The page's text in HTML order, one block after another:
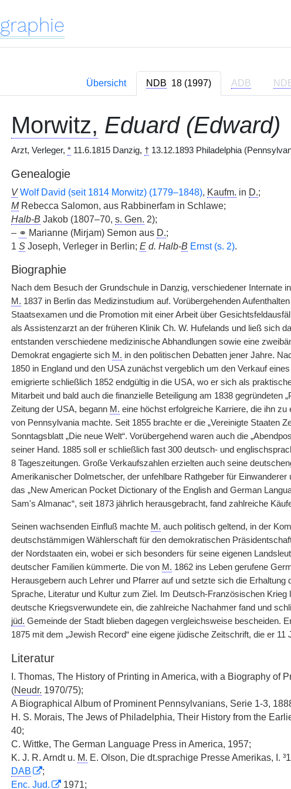
Übersicht NDB 18 (1997) ADB
Morwitz, Eduard (Edward)
Arzt, Verleger, *11.6.1815 Danzig, †13.12.1893 Philadelphia
Genealogie
V Wolf David (seit 1814 Morwitz) (1779–1848), Kaufm. in D.;
MRebecca Salomon, aus Rabbinerfam in Schlawe;
Halb-B Jakob (1807–70, s. Gen. 2);
– ⚭ Marianne (Mirjam) Semon aus D.;
1 SJoseph, Verleger in Berlin; Ed. Halb-B Ernst (s. 2).
Biographie
Nach dem Besuch der Grundschule in Danzig, verschiedener Internate
M. 1837 in Berlin das Medizinstudium auf. Vorübergehenden
Staatsexamen und die Promotion mit einer Arbeit über
als Assistenzarzt an der früheren Klinik Ch. W. Hufelands und ließ sich
entstanden verschiedene medizinische Abhandlungen sowie eine
Demokrat engagierte sich M. in den politischen Debatten jener Jahre.
1850 in England und den USA zunächst vergeblich um den Verkauf
emigrierte schließlich 1852 endgültig in die USA, wo er sich als
Mitarbeit und bald auch die finanzielle Beteiligung am 1838 gegründeten
Zeitung der USA, begann M. eine höchst erfolgreiche Karriere, die ihn
von Pennsylvania machte. Seit 1855 brachte er die „Vereinigte Staaten
Sonntagsblatt „Die neue Welt“. Vorübergehend waren auch die
seiner Hand. 1885 soll er schließlich fast 300 deutsch- und
8 Tageszeitungen. Große Verkaufszahlen erzielten auch seine
Amerikanischer Dolmetscher, der unfehlbare Rathgeber für Einwanderer
das „New American Pocket Dictionary of the English and German
Sam's Almanac“, seit 1873 jährlich herausgebracht, fand zahlreiche
Seinen wachsenden Einfluß machte M. auch politisch geltend, in der
deutschstämmigen Wählerschaft für den demokratischen
der Nordstaaten ein, wobei er sich besonders für seine eigenen
deutscher Familien kümmerte. Die von M. 1862 ins Leben gerufene
Herausgebern auch Lehrer und Pfarrer auf und setzte sich die
Sprache, Literatur und Kultur zum Ziel. Im Deutsch-Französischen
deutsche Kriegsverwundete ein, die zahlreiche Nachahmer fand und
jüd. Gemeinde der Stadt blieben dagegen vergleichsweise bescheiden.
1875 mit dem „Jewish Record“ eine eigene jüdische Zeitschrift, die er 11
Literatur
I. Thomas, The History of Printing in America, with a Biography of
(Neudr. 1970/75);
A Biographical Album of Prominent Pennsylvanians, Serie 1-3,
H. S. Morais, The Jews of Philadelphia, Their History from the
40;
C. Wittke, The German Language Press in America, 1957;
K. J. R. Arndt u. M. E. Olson, Die dt.sprachige Presse Amerikas, I.
DAB
;
Enc. Jud.
1971;